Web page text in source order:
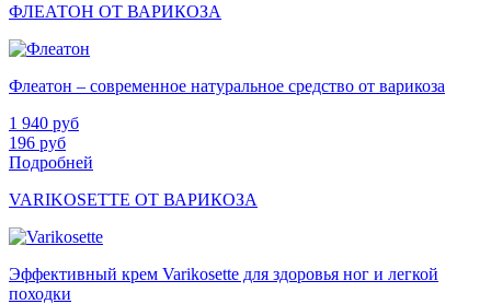
ФЛЕАТОН ОТ ВАРИКОЗА
Флеатон – современное натуральное средство от варикоза
1 940 руб
196 руб
Подробней
VARIKOSETTE ОТ ВАРИКОЗА
Эффективный крем Varikosette для здоровья ног и легкой
походки